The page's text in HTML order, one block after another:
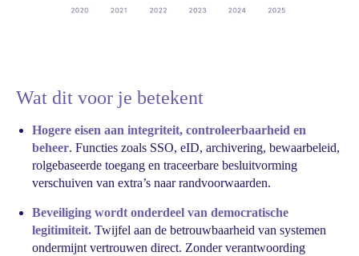
Wat dit voor je betekent
Hogere eisen aan integriteit, controleerbaarheid en
beheer. Functies zoals SSO, eID, archivering, bewaarbeleid,
rolgebaseerde toegang en traceerbare besluitvorming
verschuiven van extra’s naar randvoorwaarden.
Beveiliging wordt onderdeel van democratische
legitimiteit. Twijfel aan de betrouwbaarheid van systemen
ondermijnt vertrouwen direct. Zonder verantwoording